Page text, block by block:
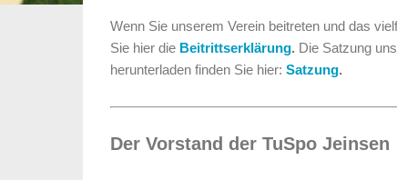
Wenn Sie unserem Verein beitreten und das
Sie hier die Beitrittserklärung. Die Satzung
herunterladen finden Sie hier: Satzung.
Der Vorstand der TuSpo Jeinsen